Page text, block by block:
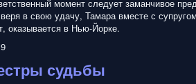
момент следует заманчивое
в свою удачу, Тамара вместе с
оказывается в Нью-Йорке.
судьбы